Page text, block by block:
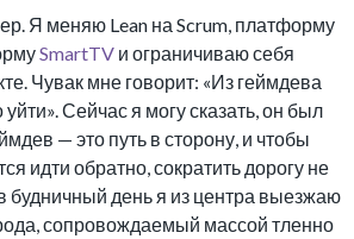
Я меняю Lean на Scrum, платформу
SmartTV и ограничиваю себя
Чувак мне говорит: «Из геймдева
Сейчас я могу сказать, он был
— это путь в сторону, и чтобы
идти обратно, сократить дорогу не
будничный день я из центра выезжаю
сопровождаемый массой тленно